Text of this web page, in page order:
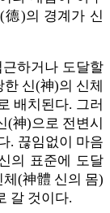
德)의 경계가 신
하거나 도달할
신(神)의 신체
배치된다. 그러
(神)으로 전변시
. 끊임없이 마음
의 표준에 도달
(神體 신의 몸)
갈 것이다.